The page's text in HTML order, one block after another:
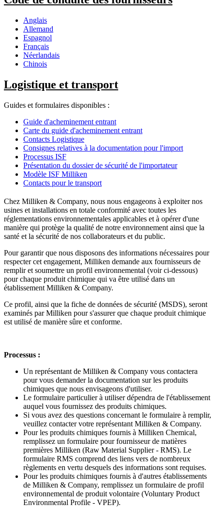
Anglais
Allemand
Espagnol
Français
Néerlandais
Chinois
Logistique et transport
Guides et formulaires disponibles :
Guide d'acheminement entrant
Carte du guide d'acheminement entrant
Contacts Logistique
Consignes relatives à la documentation pour l'import
Processus ISF
Présentation du dossier de sécurité de l'importateur
Modèle ISF Milliken
Contacts pour le transport
Chez Milliken & Company, nous nous engageons à exploiter nos
usines et installations en totale conformité avec toutes les
réglementations environnementales applicables et à opérer d'une
manière qui protège la qualité de notre environnement ainsi que la
santé et la sécurité de nos collaborateurs et du public.
Pour garantir que nous disposons des informations nécessaires pour
respecter cet engagement, Milliken demande aux fournisseurs de
remplir et soumettre un profil environnemental (voir ci-dessous)
pour chaque produit chimique qui va être utilisé dans un
établissement Milliken & Company.
Ce profil, ainsi que la fiche de données de sécurité (MSDS), seront
examinés par Milliken pour s'assurer que chaque produit chimique
est utilisé de manière sûre et conforme.
Processus :
Un représentant de Milliken & Company vous contactera
pour vous demander la documentation sur les produits
chimiques que nous envisageons d'utiliser.
Le formulaire particulier à utiliser dépendra de l'établissement
auquel vous fournissez des produits chimiques.
Si vous avez des questions concernant le formulaire à remplir,
veuillez contacter votre représentant Milliken & Company.
Pour les produits chimiques fournis à Milliken Chemical,
remplissez un formulaire pour fournisseur de matières
premières Milliken (Raw Material Supplier - RMS). Le
formulaire RMS comprend des liens vers de nombreux
règlements en vertu desquels des informations sont requises.
Pour les produits chimiques fournis à d'autres établissements
de Milliken & Company, remplissez un formulaire de profil
environnemental de produit volontaire (Voluntary Product
Environmental Profile - VPEP).